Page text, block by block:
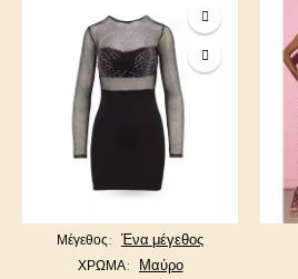
Μέγεθος Ένα μέγεθος
ΧΡΩΜΑ Μαύρο